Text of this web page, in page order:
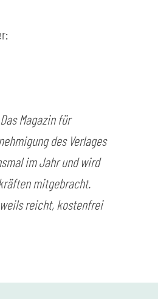
Magazin für
des Verlages
im Jahr und wird
mitgebracht.
reicht, kostenfrei